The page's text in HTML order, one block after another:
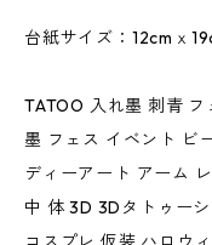
台紙サイズ：12cmｘ
TATOO 入れ墨 刺青
墨 フェス イベント ビ
ディーアート アーム
中 体 3D 3Dタトゥー